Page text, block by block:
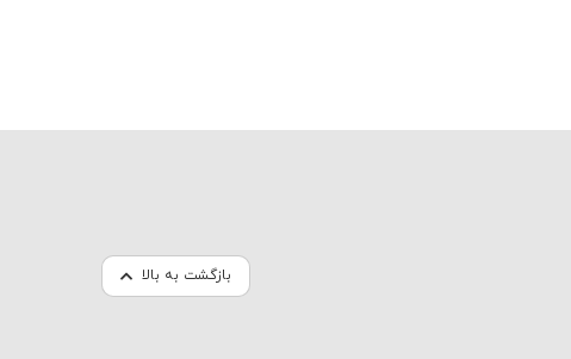
بازگشت به بالا